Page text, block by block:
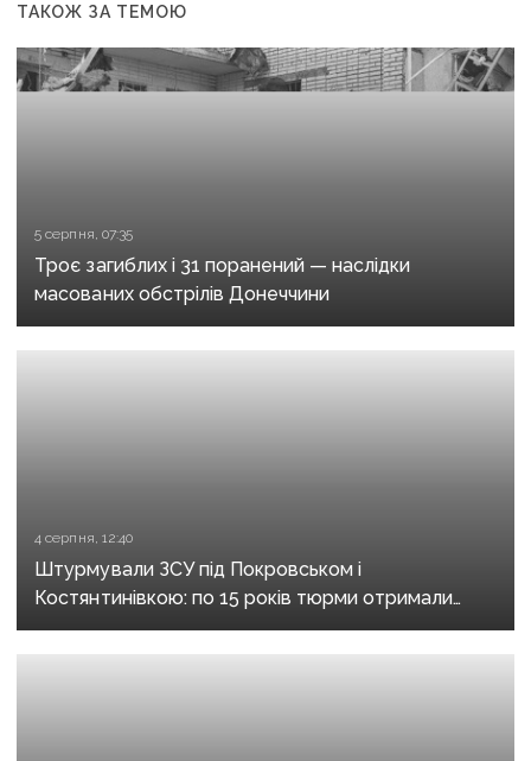
ТАКОЖ ЗА ТЕМОЮ
5 серпня, 07:35
Троє загиблих і 31 поранений — наслідки
масованих обстрілів Донеччини
4 серпня, 12:40
Штурмували ЗСУ під Покровськом і
Костянтинівкою: по 15 років тюрми отримали
десятеро бойовиків, які воювали на боці рф